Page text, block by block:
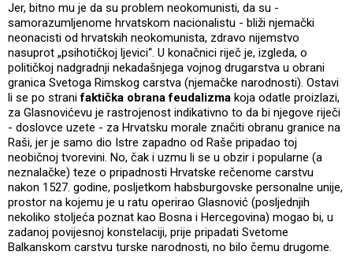
Jer, bitno mu je da su problem neokomunisti, da su -
samorazumljenome hrvatskom nacionalistu - bliži njemački
neonacisti od hrvatskih neokomunista, zdravo nijemstvo
nasuprot „psihotičkoj ljevici“. U konačnici riječ je, izgleda, o
političkoj nadgradnji nekadašnjega vojnog drugarstva u obrani
granica Svetoga Rimskog carstva (njemačke narodnosti). Ostavi
li se po stranifaktička obrana feudalizma koja odatle proizlazi,
za Glasnovićevu je rastrojenost indikativno to da bi njegove riječi
- doslovce uzete - za Hrvatsku morale značiti obranu granice na
Raši, jer je samo dio Istre zapadno od Raše pripadao toj
neobičnoj tvorevini. No, čak i uzmu li se u obzir i popularne (a
neznalačke) teze o pripadnosti Hrvatske rečenome carstvu
nakon 1527. godine, posljetkom habsburgovske personalne unije,
prostor na kojemu je u ratu operirao Glasnović (posljednjih
nekoliko stoljeća poznat kao Bosna i Hercegovina) mogao bi, u
zadanoj povijesnoj konstelaciji, prije pripadati Svetome
Balkanskom carstvu turske narodnosti, no bilo čemu drugome.